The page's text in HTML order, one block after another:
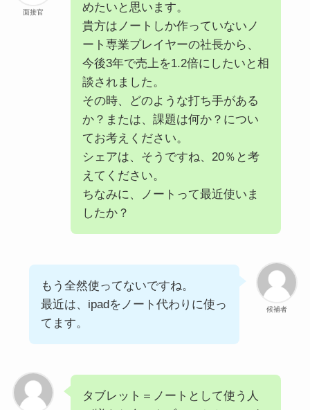
面接官
めたいと思います。
貴方はノートしか作っていないノ
ート専業プレイヤーの社長から、
今後3年で売上を1.2倍にしたいと相
談されました。
その時、どのような打ち手がある
か？または、課題は何か？につい
てお考えください。
シェアは、そうですね、20％と考
えてください。
ちなみに、ノートって最近使いま
したか？
候補者
もう全然使ってないですね。
最近は、ipadをノート代わりに使っ
てます。
タブレット＝ノートとして使う人